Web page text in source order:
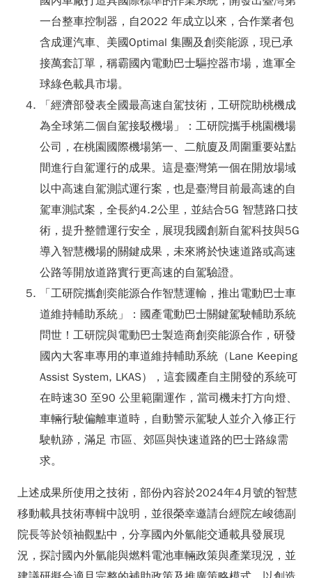
一台整車控制器，自2022 年成立以來，合作業者包
含成運汽車、美國Optimal 集團及創奕能源，現已承
接萬套訂單，稱霸國內電動巴士驅控器市場，進軍全
球綠色載具市場。
「經濟部發表全國最高速自駕技術，工研院助桃機成
為全球第二個自駕接駁機場」：工研院攜手桃園機場
公司，在桃園國際機場第一、二航廈及周圍重要站點
間進行自駕運行的成果。這是臺灣第一個在開放場域
以中高速自駕測試運行案，也是臺灣目前最高速的自
駕車測試案，全長約4.2公里，並結合5G 智慧路口技
術，提升整體運行安全，展現我國創新自駕科技與5G
導入智慧機場的關鍵成果，未來將於快速道路或高速
公路等開放道路實行更高速的自駕驗證。
「工研院攜創奕能源合作智慧運輸，推出電動巴士車
道維持輔助系統」：國產電動巴士關鍵駕駛輔助系統
問世！工研院與電動巴士製造商創奕能源合作，研發
國內大客車專用的車道維持輔助系統（Lane Keeping
Assist System, LKAS），這套國產自主開發的系統可
在時速30 至90 公里範圍運作，當司機未打方向燈、
車輛行駛偏離車道時，自動警示駕駛人並介入修正行
駛軌跡，滿足 市區、郊區與快速道路的巴士路線需
求。
上述成果所使用之技術，部份內容於2024年4月號的智慧
移動載具技術專輯中說明，並很榮幸邀請台經院左峻德副
院長等於領袖觀點中，分享國內外氫能交通載具發展現
況，探討國內外氫能與燃料電池車輛政策與產業現況，並